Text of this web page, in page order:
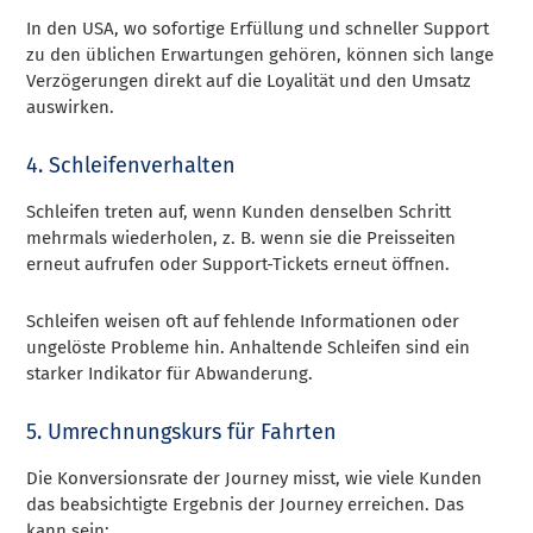
In den USA, wo sofortige Erfüllung und schneller Support
zu den üblichen Erwartungen gehören, können sich lange
Verzögerungen direkt auf die Loyalität und den Umsatz
auswirken.
4. Schleifenverhalten
Schleifen treten auf, wenn Kunden denselben Schritt
mehrmals wiederholen, z. B. wenn sie die Preisseiten
erneut aufrufen oder Support-Tickets erneut öffnen.
Schleifen weisen oft auf fehlende Informationen oder
ungelöste Probleme hin. Anhaltende Schleifen sind ein
starker Indikator für Abwanderung.
5. Umrechnungskurs für Fahrten
Die Konversionsrate der Journey misst, wie viele Kunden
das beabsichtigte Ergebnis der Journey erreichen. Das